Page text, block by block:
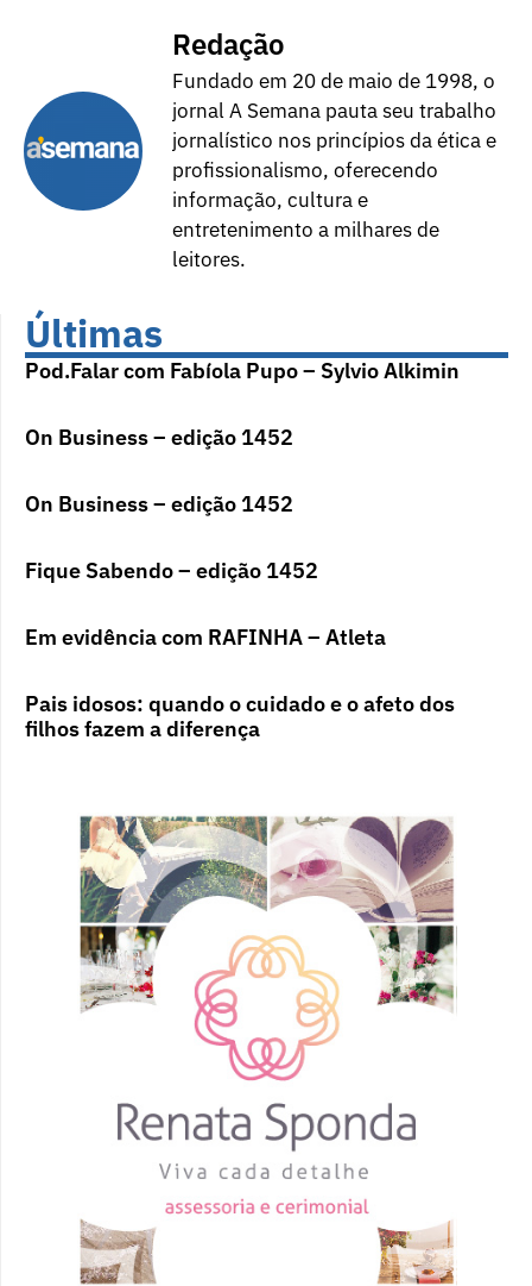
Redação
Fundado em 20 de maio de 1998, o
jornal A Semana pauta seu trabalho
jornalístico nos princípios da ética e
profissionalismo, oferecendo
informação, cultura e
entretenimento a milhares de
leitores.
Últimas
Pod.Falar com Fabíola Pupo – Sylvio Alkimin
On Business – edição 1452
On Business – edição 1452
Fique Sabendo – edição 1452
Em evidência com RAFINHA – Atleta
Pais idosos: quando o cuidado e o afeto dos
filhos fazem a diferença